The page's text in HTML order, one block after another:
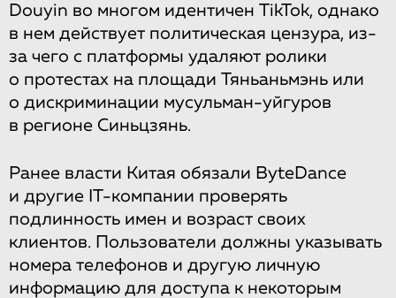
Douyin во многом идентичен TikTok, однако
в нем действует политическая цензура, из-
за чего с платформы удаляют ролики
о протестах на площади Тяньаньмэнь или
о дискриминации мусульман-уйгуров
в регионе Синьцзянь.
Ранее власти Китая обязали ByteDance
и другие IT-компании проверять
подлинность имен и возраст своих
клиентов. Пользователи должны указывать
номера телефонов и другую личную
информацию для доступа к некоторым